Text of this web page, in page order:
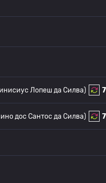
Лопеш да Силва)
дос Сантос да Силва)